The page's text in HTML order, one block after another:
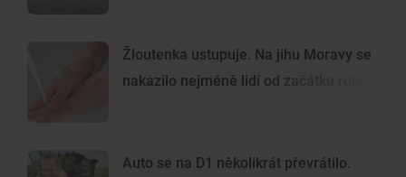
Žloutenka ustupuje. Na jihu Moravy se
nakazilo nejméně lidí od začátku roku
Auto se na D1 několikrát převrátilo.